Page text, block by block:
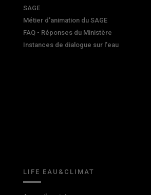
SAGE
Métier d'animation du SAGE
FAQ - Réponses du Ministère
Instances de dialogue sur l'eau
LIFE EAU&CLIMAT